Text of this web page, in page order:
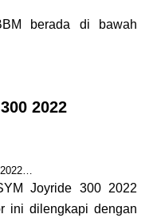
berada di bawah
2022
Joyride 300 2022
ini dilengkapi dengan